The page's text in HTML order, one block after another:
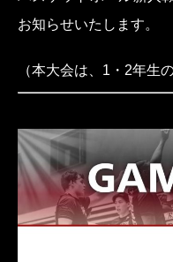
お知らせいたします。
（本大会は、1・2年生